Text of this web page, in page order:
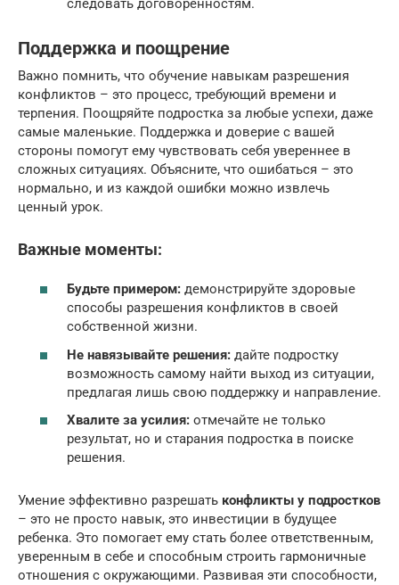
следовать договоренностям.
Поддержка и поощрение
Важно помнить, что обучение навыкам разрешения
конфликтов – это процесс, требующий времени и
терпения. Поощряйте подростка за любые успехи, даже
самые маленькие. Поддержка и доверие с вашей
стороны помогут ему чувствовать себя увереннее в
сложных ситуациях. Объясните, что ошибаться – это
нормально, и из каждой ошибки можно извлечь
ценный урок.
Важные моменты:
Будьте примером: демонстрируйте здоровые
способы разрешения конфликтов в своей
собственной жизни.
Не навязывайте решения: дайте подростку
возможность самому найти выход из ситуации,
предлагая лишь свою поддержку и направление.
Хвалите за усилия: отмечайте не только
результат, но и старания подростка в поиске
решения.
Умение эффективно разрешать конфликты у подростков
– это не просто навык, это инвестиции в будущее
ребенка. Это помогает ему стать более ответственным,
уверенным в себе и способным строить гармоничные
отношения с окружающими. Развивая эти способности,